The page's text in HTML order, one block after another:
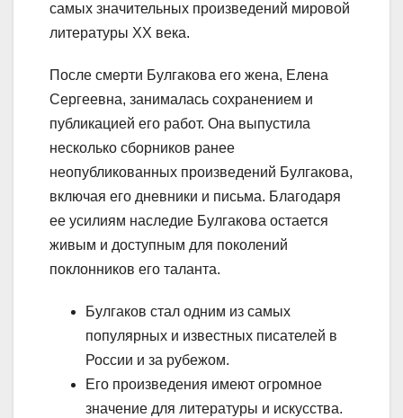
самых значительных произведений мировой
литературы XX века.
После смерти Булгакова его жена, Елена
Сергеевна, занималась сохранением и
публикацией его работ. Она выпустила
несколько сборников ранее
неопубликованных произведений Булгакова,
включая его дневники и письма. Благодаря
ее усилиям наследие Булгакова остается
живым и доступным для поколений
поклонников его таланта.
Булгаков стал одним из самых
популярных и известных писателей в
России и за рубежом.
Его произведения имеют огромное
значение для литературы и искусства.